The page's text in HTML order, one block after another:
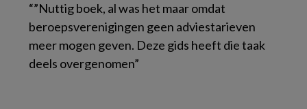
“”Nuttig boek, al was het maar omdat
beroepsverenigingen geen adviestarieven
meer mogen geven. Deze gids heeft die taak
deels overgenomen”